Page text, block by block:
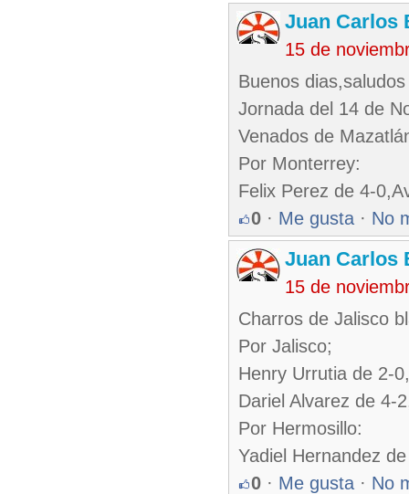
Juan Carlos
15 de
Buenos
Jornada del 14 de
Venados de
Por Monterrey:
Felix Perez de 4-
0 · Me gusta · No
Juan Carlos
15 de
Charros de Jalisco
Por Jalisco;
Henry Urrutia de 2-
Dariel Alvarez de 4-
Por Hermosillo:
Yadiel Hernandez
0 · Me gusta · No